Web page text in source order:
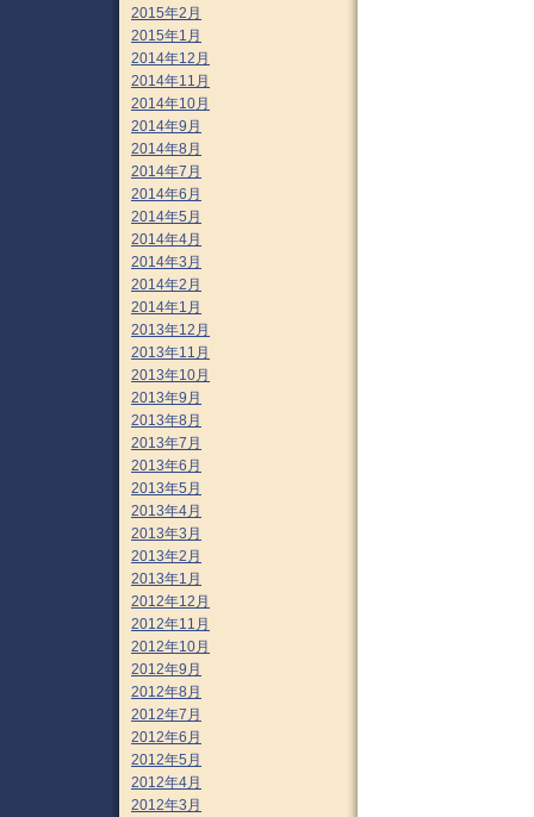
2015年2月
2015年1月
2014年12月
2014年11月
2014年10月
2014年9月
2014年8月
2014年7月
2014年6月
2014年5月
2014年4月
2014年3月
2014年2月
2014年1月
2013年12月
2013年11月
2013年10月
2013年9月
2013年8月
2013年7月
2013年6月
2013年5月
2013年4月
2013年3月
2013年2月
2013年1月
2012年12月
2012年11月
2012年10月
2012年9月
2012年8月
2012年7月
2012年6月
2012年5月
2012年4月
2012年3月